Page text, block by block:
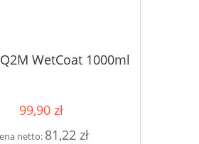
WetCoat 1000ml
99,90 zł
netto: 81,22 zł